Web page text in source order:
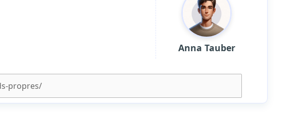
Anna Tauber